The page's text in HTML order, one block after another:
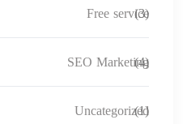
Free service
(3)
SEO Marketing
(4)
Uncategorized
(1)